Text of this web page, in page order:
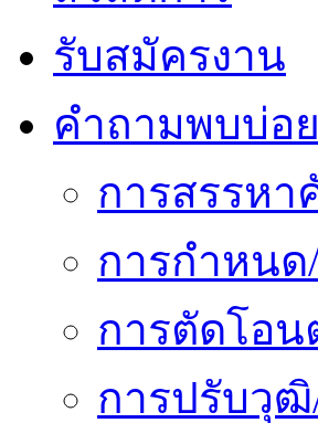
รับสมัครงาน
คำถามพบบ่อย
การสรรหา
การกำหนด
การตัดโอน
การปรับวุ